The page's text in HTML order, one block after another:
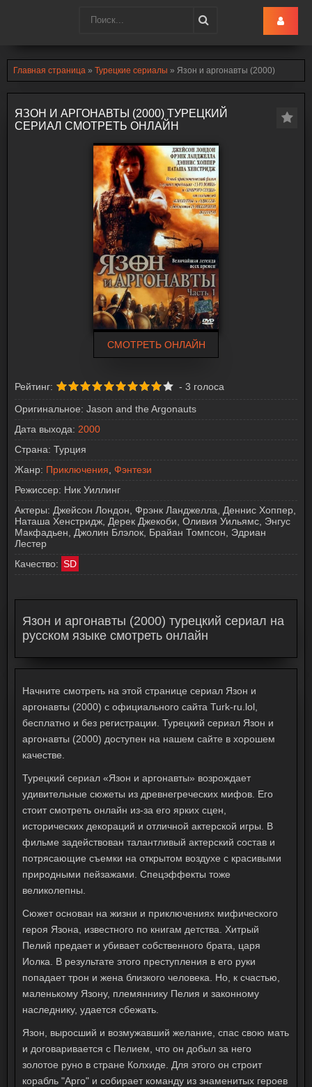
Главная страница » Турецкие сериалы » Язон и аргонавты (2000)
ЯЗОН И АРГОНАВТЫ (2000) ТУРЕЦКИЙ
СЕРИАЛ СМОТРЕТЬ ОНЛАЙН
СМОТРЕТЬ ОНЛАЙН
Рейтинг: - 3 голоса
Оригинальное: Jason and the Argonauts
Дата выхода: 2000
Страна: Турция
Жанр: Приключения Фэнтези
Режиссер: Ник Уиллинг
Актеры: Джейсон Лондон, Фрэнк Ланджелла, Деннис Хоппер,
Наташа Хенстридж, Дерек Джекоби, Оливия Уильямс, Энгус
Макфадьен, Джолин Блэлок, Брайан Томпсон, Эдриан
Лестер
Качество: SD
Язон и аргонавты (2000) турецкий сериал на
русском языке смотреть онлайн
Начните смотреть на этой странице сериал Язон и
аргонавты (2000) с официального сайта Turk-ru.lol,
бесплатно и без регистрации. Турецкий сериал Язон и
аргонавты (2000) доступен на нашем сайте в хорошем
качестве.
Турецкий сериал «Язон и аргонавты» возрождает
удивительные сюжеты из древнегреческих мифов. Его
стоит смотреть онлайн из-за его ярких сцен,
исторических декораций и отличной актерской игры. В
фильме задействован талантливый актерский состав и
потрясающие съемки на открытом воздухе с красивыми
природными пейзажами. Спецэффекты тоже
великолепны.
Сюжет основан на жизни и приключениях мифического
героя Язона, известного по книгам детства. Хитрый
Пелий предает и убивает собственного брата, царя
Иолка. В результате этого преступления в его руки
попадает трон и жена близкого человека. Но, к счастью,
маленькому Язону, племяннику Пелия и законному
наследнику, удается сбежать.
Язон, выросший и возмужавший желание, спас свою мать
и договаривается с Пелием, что он добыл за него
золотое руно в стране Колхиде. Для этого он строит
корабль "Арго" и собирает команду из знаменитых героев
Turk-Ru.lol